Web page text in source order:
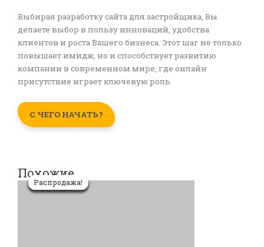
Выбирая разработку сайта для застройщика, Вы
делаете выбор в пользу инноваций, удобства
клиентов и роста Вашего бизнеса. Этот шаг не только
повышает имидж, но и способствует развитию
компании в современном мире, где онлайн
присутствие играет ключевую роль.
С ЧЕГО НАЧАТЬ?
Похожие
Распродажа!
Распродажа!
Первоначальная
цена
составляла
цена:
350,00 $.
Распродажа!
Распродажа!
Первоначальная
цена
составляла
цена:
350,00 $.
Распродажа!
Распродажа!
Первоначальная
цена
составляла
цена:
350,00 $.
Распродажа!
Распродажа!
Первоначальная
цена
составляла
цена:
450,00 $.